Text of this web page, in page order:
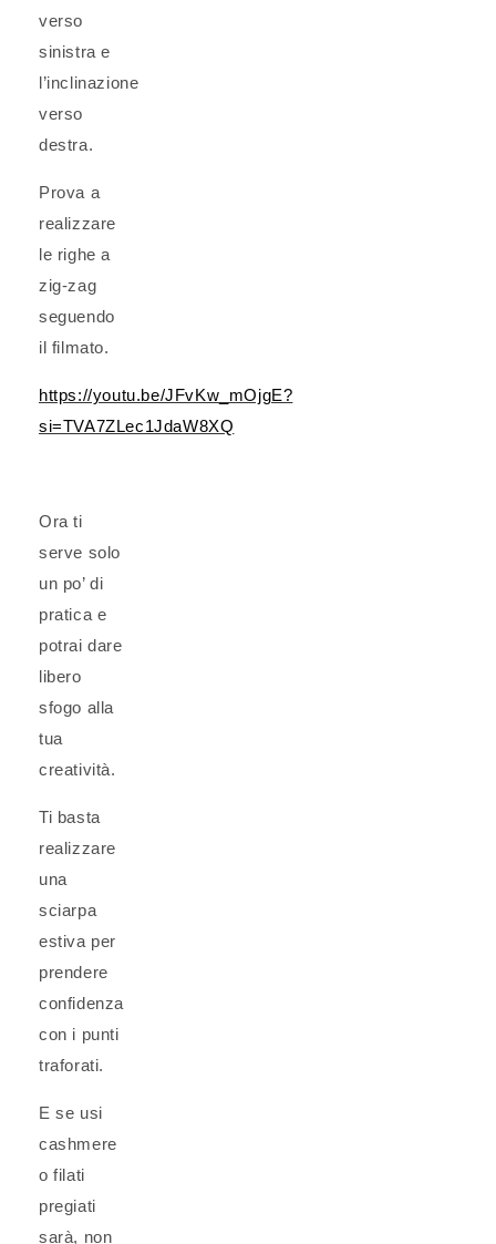
verso
sinistra e
l’inclinazione
verso
destra.
Prova a
realizzare
le righe a
zig-zag
seguendo
il filmato.
https://youtu.be/JFvKw_mOjgE?
si=TVA7ZLec1JdaW8XQ
Ora ti
serve solo
un po’ di
pratica e
potrai dare
libero
sfogo alla
tua
creatività.
Ti basta
realizzare
una
sciarpa
estiva per
prendere
confidenza
con i punti
traforati.
E se usi
cashmere
o filati
pregiati
sarà, non